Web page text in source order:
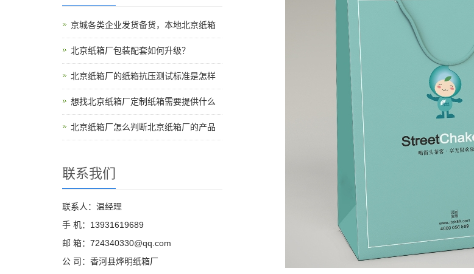
京城各类企业发货备货，本地北京纸箱
北京纸箱厂包装配套如何升级？
北京纸箱厂的纸箱抗压测试标准是怎样
想找北京纸箱厂定制纸箱需要提供什么
北京纸箱厂怎么判断北京纸箱厂的产品
联系我们
联系人：温经理
手 机：13931619689
邮 箱：724340330@qq.com
公 司：香河县烨明纸箱厂